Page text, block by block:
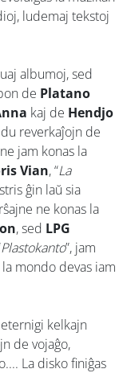
ludemaj tekstoj
albumoj, sed
de Platano
kaj de Hendjo
reverkaĵojn de
jam konas la
Vian, “La
ĝin laŭ sia
ne konas la
, sed LPG
Plastokanto”, jam
mondo devas iam
kelkajn
de vojaĝo,
La disko finiĝas